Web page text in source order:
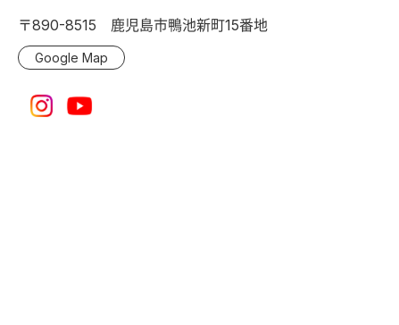
〒890-8515 鹿児島市鴨池新町15番地
Google Map